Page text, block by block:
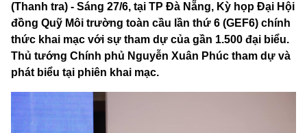
(Thanh tra) - Sáng 27/6, tại TP Đà Nẵng, Kỳ họp Đại Hội
đồng Quỹ Môi trường toàn cầu lần thứ 6 (GEF6) chính
thức khai mạc với sự tham dự của gần 1.500 đại biểu.
Thủ tướng Chính phủ Nguyễn Xuân Phúc tham dự và
phát biểu tại phiên khai mạc.